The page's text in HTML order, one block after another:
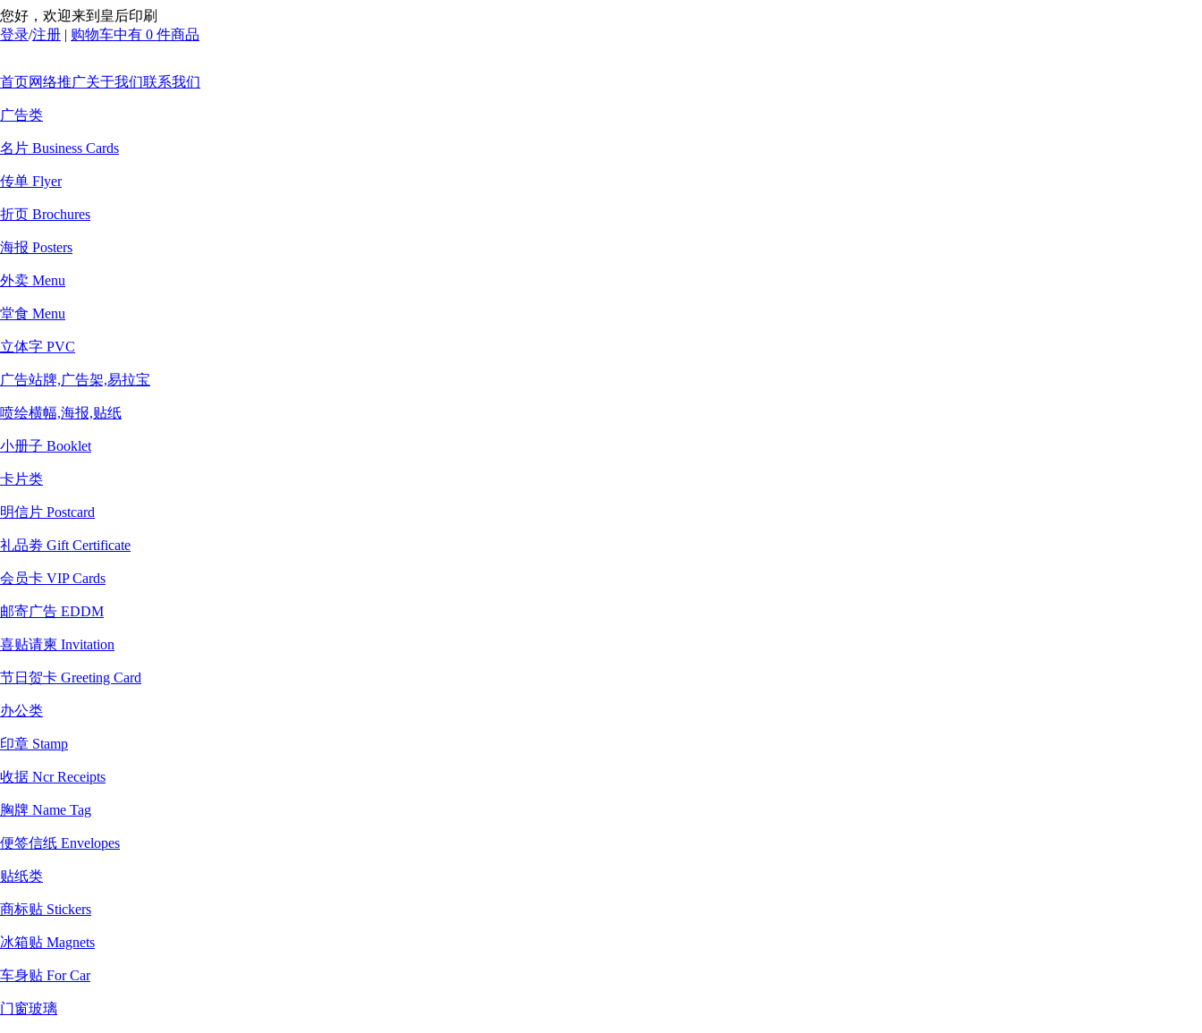
您好，欢迎来到皇后印刷
登录/注册 | 购物车中有 0 件商品
首页网络推广关于我们联系我们
广告类
名片 Business Cards
传单 Flyer
折页 Brochures
海报 Posters
外卖 Menu
堂食 Menu
立体字 PVC
广告站牌,广告架,易拉宝
喷绘横幅,海报,贴纸
小册子 Booklet
卡片类
明信片 Postcard
礼品劵 Gift Certificate
会员卡 VIP Cards
邮寄广告 EDDM
喜贴请柬 Invitation
节日贺卡 Greeting Card
办公类
印章 Stamp
收据 Ncr Receipts
胸牌 Name Tag
便签信纸 Envelopes
贴纸类
商标贴 Stickers
冰箱贴 Magnets
车身贴 For Car
门窗玻璃